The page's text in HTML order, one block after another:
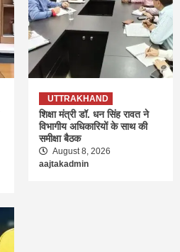
UTTRAKHAND
शिक्षा मंत्री डॉ. धन सिंह रावत ने
विभागीय अधिकारियों के साथ की
समीक्षा बैठक
August 8, 2026
aajtakadmin